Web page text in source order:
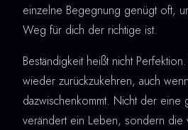
einzelne Begegnung genügt oft,
Weg für dich der richtige ist.
Beständigkeit heißt nicht
wieder zurückzukehren, auch
dazwischenkommt. Nicht der eine
verändert ein Leben, sondern die